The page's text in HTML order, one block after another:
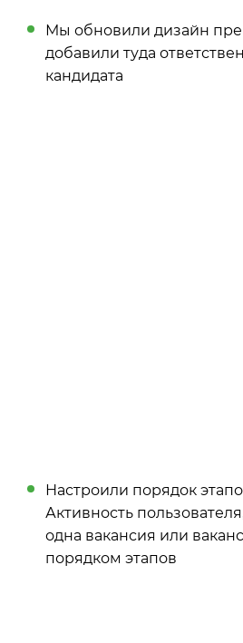
Мы обновили дизайн
добавили туда
кандидата
Настроили порядок
Активность
одна вакансия или
порядком этапов